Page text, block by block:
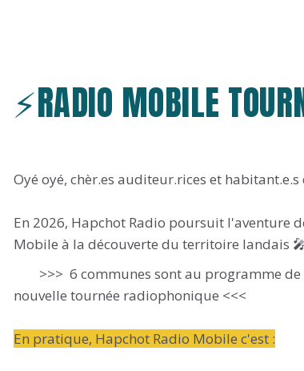
⚡RADIO MOBILE
Oyé oyé, chèr.es auditeur.rices et habitant.e.s
En 2026, Hapchot Radio poursuit l'aventure
Mobile à la découverte du territoire landais
>>> 6 communes sont au programme de
nouvelle tournée radiophonique <<<
En pratique, Hapchot Radio Mobile c'est :